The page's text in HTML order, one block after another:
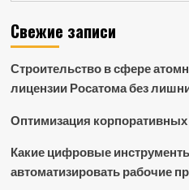
Свежие записи
Строительство в сфере
лицензии Росатома без
Оптимизация корпоративных
Какие цифровые
автоматизировать рабочие